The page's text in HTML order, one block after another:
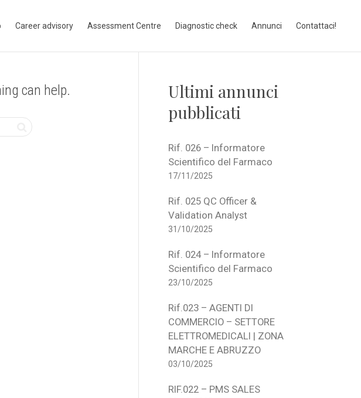
Career advisory Assessment Centre Diagnostic check Annunci Contattaci!
can help.
Ultimi annunci
pubblicati
Rif. 026 – Informatore
Scientifico del Farmaco
17/11/2025
Rif. 025 QC Officer &
Validation Analyst
31/10/2025
Rif. 024 – Informatore
Scientifico del Farmaco
23/10/2025
Rif.023 – AGENTI DI
COMMERCIO – SETTORE
ELETTROMEDICALI | ZONA
MARCHE E ABRUZZO
03/10/2025
RIF.022 – PMS SALES